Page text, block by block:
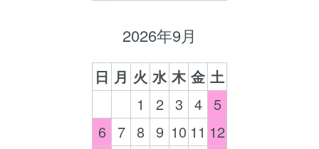
2026年9月
日 月 火 水 木 金 土
1
2 3 4 5
6
7 8 9 10 11 12